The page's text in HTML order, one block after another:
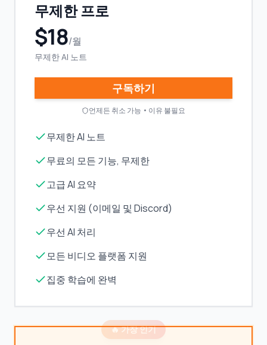
무제한 프로
$18/월
무제한 AI 노트
구독하기
언제든 취소 가능 • 이유 불필요
무제한 AI 노트
무료의 모든 기능, 무제한
고급 AI 요약
우선 지원 (이메일 및 Discord)
우선 AI 처리
모든 비디오 플랫폼 지원
집중 학습에 완벽
🔥 가장 인기